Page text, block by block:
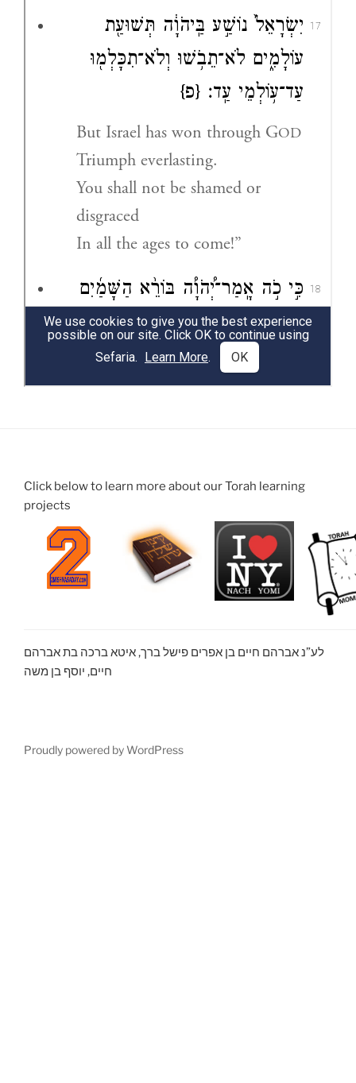
Click below to learn more about our Torah learning
projects
לע”נ אברהם חיים בן אפרים פישל ברך, איטא ברכה בת אברהם
חיים, יוסף בן משה
Proudly powered by WordPress